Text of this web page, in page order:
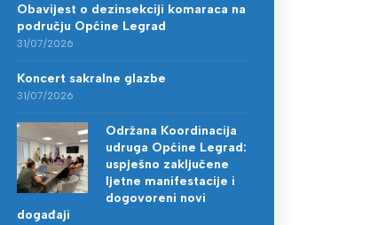
Obavijest o dezinsekciji komaraca na
području Općine Legrad
31/07/2026
Koncert sakralne glazbe
31/07/2026
Održana Koordinacija
udruga Općine Legrad:
uspješno zaključene
ljetne manifestacije i
dogovoreni novi
događaji